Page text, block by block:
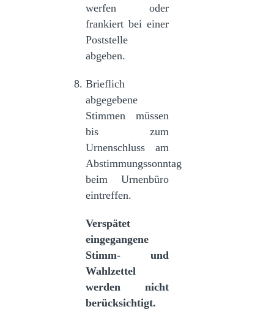
werfen oder
frankiert bei einer
Poststelle
abgeben.
Brieflich
abgegebene
Stimmen müssen
bis zum
Urnenschluss am
Abstimmungssonntag
beim Urnenbüro
eintreffen.
Verspätet
eingegangene
Stimm- und
Wahlzettel
werden nicht
berücksichtigt.